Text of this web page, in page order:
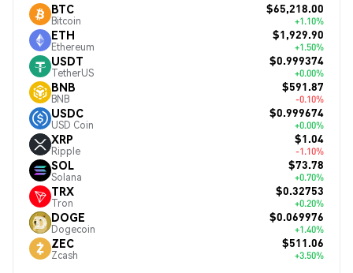
BTC
Bitcoin
$65,218.00
+1.10%
ETH
Ethereum
$1,929.90
+1.50%
USDT
TetherUS
$0.999374
+0.00%
BNB
BNB
$591.87
-0.10%
USDC
USD Coin
$0.999674
+0.00%
XRP
Ripple
$1.04
-1.10%
SOL
Solana
$73.78
+0.70%
TRX
Tron
$0.32753
+0.20%
DOGE
Dogecoin
$0.069976
+1.40%
ZEC
Zcash
$511.06
+3.50%